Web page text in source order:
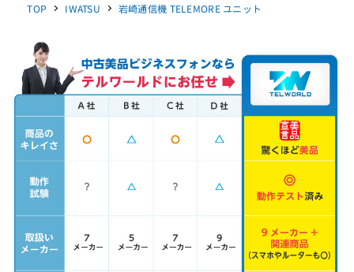
TOP IWATSU 岩崎通信機 TELEMORE ユニット